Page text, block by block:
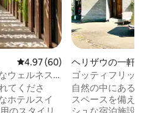
レビュー60件、5つ星中4.97つ
4.97 (60)
ウェルネス
てくださ
ホテルスイ
ヘリザウの一軒家
自然の中にある約
スペースを備えた